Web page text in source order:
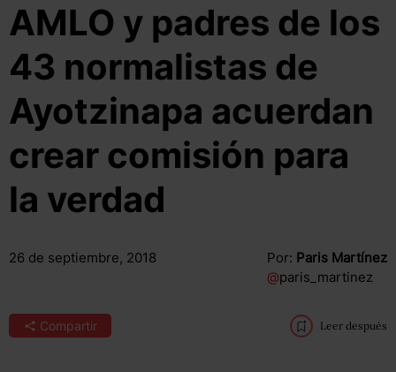
AMLO y padres de los
43 normalistas de
Ayotzinapa acuerdan
crear comisión para
la verdad
26 de septiembre, 2018 Por: Paris Martínez
@paris_martinez
Compartir Leer después